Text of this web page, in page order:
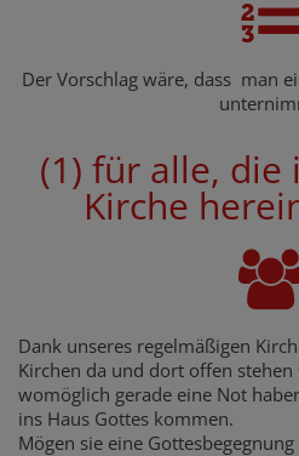
Der Vorschlag wäre, dass man
(1) für alle, die
Kirche
Dank unseres regelmäßigen
Kirchen da und dort offen
womöglich gerade eine Not
ins Haus Gottes kommen.
Mögen sie eine